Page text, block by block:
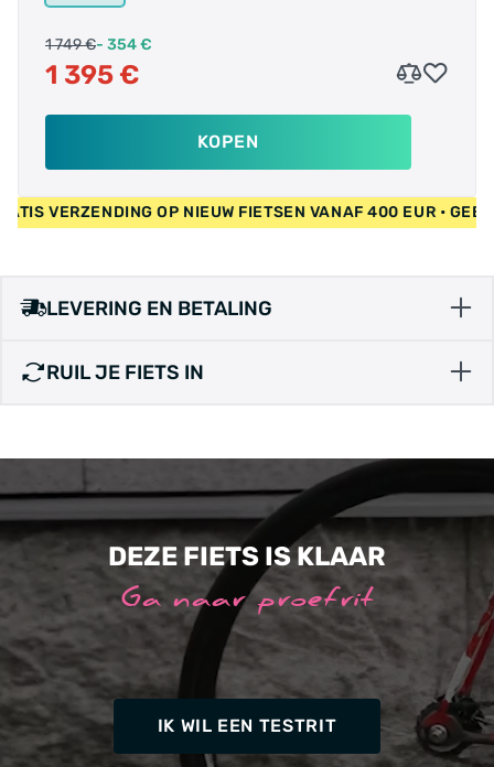
1 749 €- 354 €
1 395 €
KOPEN
• GRATIS VERZENDING OP NIEUW FIETSEN VANAF 400 EUR
LEVERING EN BETALING
RUIL JE FIETS IN
DEZE FIETS IS KLAAR
Ga naar proefrit
IK WIL EEN TESTRIT